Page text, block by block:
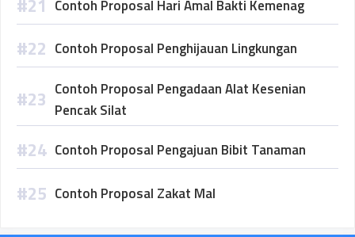
Contoh Proposal Hari Amal Bakti Kemenag
Contoh Proposal Penghijauan Lingkungan
Contoh Proposal Pengadaan Alat Kesenian
Pencak Silat
Contoh Proposal Pengajuan Bibit Tanaman
Contoh Proposal Zakat Mal